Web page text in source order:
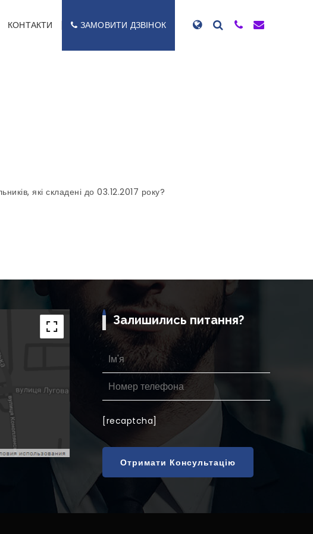
КОНТАКТИ ЗАМОВИТИ ДЗВІНОК
які складені до 03.12.2017 року?
Залишились питання?
[recaptcha]